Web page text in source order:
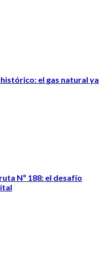
el gas natural ya
Nº 188: el desafío